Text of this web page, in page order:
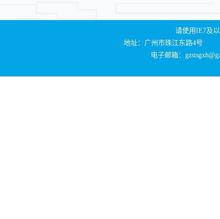
请使用IE7及
地址：广州市珠江东路4号
电子邮箱：